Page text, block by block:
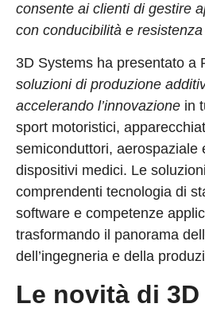
consente ai clienti di gestire
con conducibilità e
3D Systems ha presentato a
soluzioni di produzione
accelerando l’innovazione in
sport motoristici,
semiconduttori, aerospaziale
dispositivi medici. Le
comprendenti tecnologia di
software e competenze
trasformando il panorama
dell’ingegneria e della
Le novità di